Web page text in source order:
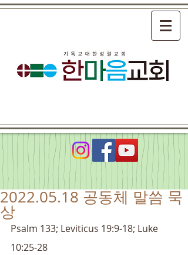
2022.05.18 공동체 말씀 묵
상
Psalm 133; Leviticus 19:9-18; Luke
10:25-28